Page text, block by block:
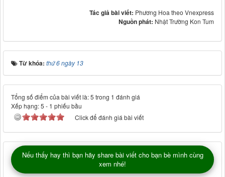
Tác giả bài viết: Phương Hoa theo Vnexpress
Nguồn phát: Nhật Trường Kon Tum
Từ khóa: thứ 6 ngày 13
Tổng số điểm của bài viết là: 5 trong 1 đánh giá
Xếp hạng:5 - 1 phiếu bầu
Click để đánh giá bài viết
Nếu thấy hay thì bạn hãy share bài viết cho bạn bè mình cùng
xem nhé!